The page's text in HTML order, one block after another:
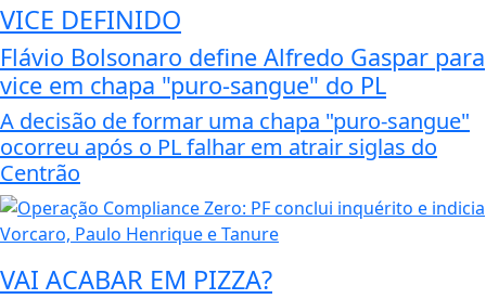
VICE DEFINIDO
Flávio Bolsonaro define Alfredo Gaspar para
vice em chapa "puro-sangue" do PL
A decisão de formar uma chapa "puro-sangue"
ocorreu após o PL falhar em atrair siglas do
Centrão
VAI ACABAR EM PIZZA?